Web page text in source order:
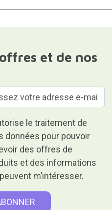
et de nos
le traitement de
données pour pouvoir
des offres de
et des informations
m’intéresser.